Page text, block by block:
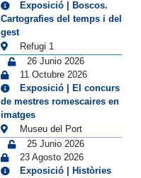
Exposició | Boscos.
Cartografies del temps i del
gest
Refugi 1
26 Junio 2026
11 Octubre 2026
Exposició | El concurs
de mestres romescaires en
imatges
Museu del Port
25 Junio 2026
23 Agosto 2026
Exposició | Històries